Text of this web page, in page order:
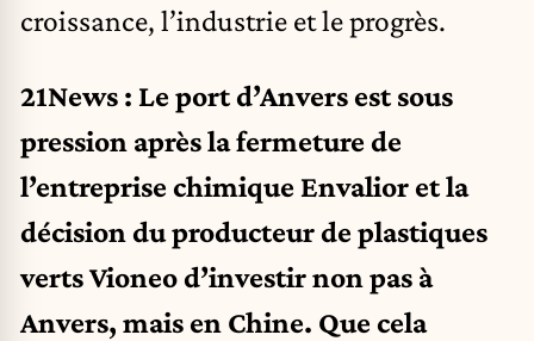
croissance, l’industrie et le progrès.
21News : Le port d’Anvers est sous
pression après la fermeture de
l’entreprise chimique Envalior et la
décision du producteur de plastiques
verts Vioneo d’investir non pas à
Anvers, mais en Chine. Que cela